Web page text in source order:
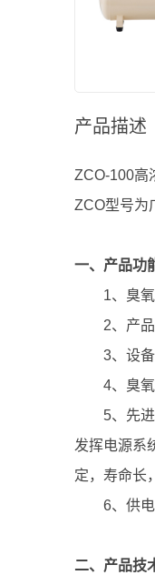
产品描述
ZCO-100高
ZCO型号为
一、产品功
1、臭
2、产
3、设
4、臭
5、先
发挥电源系
定，寿命长
6、供
二、产品技